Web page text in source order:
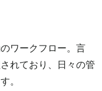
ワークフロー。言
れており、日々の管
。